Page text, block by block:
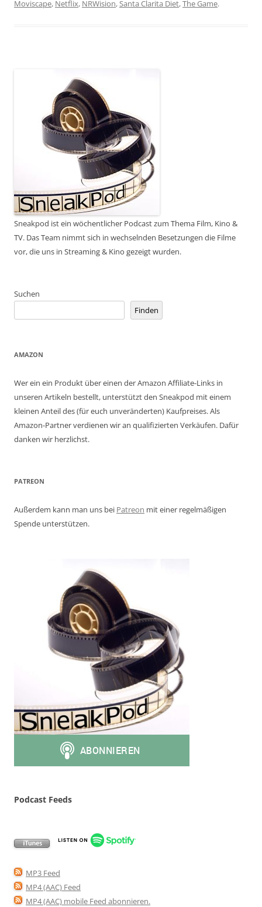
Moviscape, Netflix, NRWision,Santa Clarita Diet,The Game.
Sneakpod ist ein wöchentlicher Podcast zum Thema Film, Kino &
TV. Das Team nimmt sich in wechselnden Besetzungen die Filme
vor, die uns in Streaming & Kino gezeigt wurden.
Suchen
Finden
AMAZON
Wer ein ein Produkt über einen der Amazon Affiliate-Links in
unseren Artikeln bestellt, unterstützt den Sneakpod mit einem
kleinen Anteil des (für euch unveränderten) Kaufpreises. Als
Amazon-Partner verdienen wir an qualifizierten Verkäufen. Dafür
danken wir herzlichst.
PATREON
Außerdem kann man uns bei Patreon mit einer regelmäßigen
Spende unterstützen.
Podcast Feeds
MP3 Feed
MP4 (AAC) Feed
MP4 (AAC) mobile Feed abonnieren.